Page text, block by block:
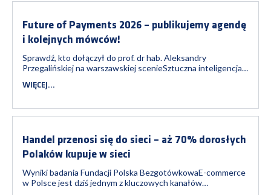
Future of Payments 2026 – publikujemy agendę
i kolejnych mówców!
Sprawdź, kto dołączył do prof. dr hab. Aleksandry
Przegalińskiej na warszawskiej scenieSztuczna inteligencja,
wyzwania rynku finansowego – to główne tematy IV edycji
Fundację Polska Bezgotówkowa wy...
WIĘCEJ...
Handel przenosi się do sieci – aż 70% dorosłych
Polaków kupuje w sieci
Wyniki badania Fundacji Polska BezgotówkowaE-commerce
w Polsce jest dziś jednym z kluczowych kanałów